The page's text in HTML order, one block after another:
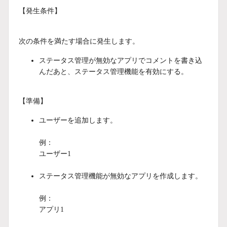
【発生条件】
次の条件を満たす場合に発生します。
ステータス管理が無効なアプリでコメントを書き込
んだあと、ステータス管理機能を有効にする。
【準備】
ユーザーを追加します。
例：
ユーザー1
ステータス管理機能が無効なアプリを作成します。
例：
アプリ1